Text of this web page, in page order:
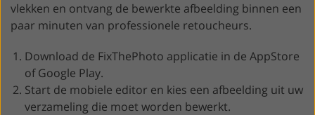
vlekken en ontvang de bewerkte afbeelding binnen een
paar minuten van professionele retoucheurs.
Download de FixThePhoto applicatie in de AppStore
of Google Play.
Start de mobiele editor en kies een afbeelding uit uw
verzameling die moet worden bewerkt.